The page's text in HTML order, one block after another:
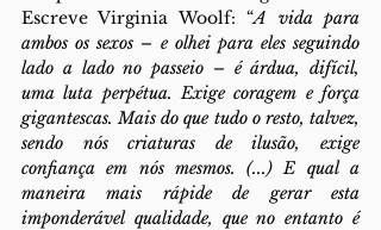
Escreve Virginia Woolf: “A vida para
ambos os sexos – e olhei para eles seguindo
lado a lado no passeio – é árdua, difícil,
uma luta perpétua. Exige coragem e força
gigantescas. Mais do que tudo o resto, talvez,
sendo nós criaturas de ilusão, exige
confiança em nós mesmos. (...) E qual a
maneira mais rápide de gerar esta
imponderável qualidade, que no entanto é